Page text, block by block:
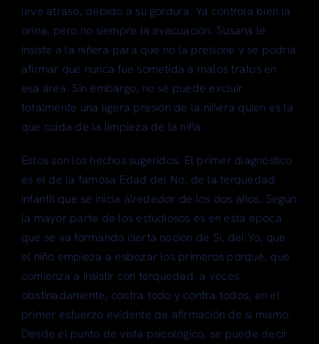
leve atraso, debido a su gordura. Ya controla bien la
orina, pero no siempre la evacuación. Susana le
insiste a la niñera para que no la presione y se podría
afirmar que nunca fue sometida a malos tratos en
esa área. Sin embargo, no sé puede excluir
totalmente una ligera presión de la niñera quien es la
que cuida de la limpieza de la niña.
Estos son los hechos sugeridos. El primer diagnóstico
es el de la famosa Edad del No, de la terquedad
infantil que se inicia alrededor de los dos años. Según
la mayor parte de los estudiosos es en esta época
que se va formando cierta noción de Si, del Yo, que
el niño empieza a esbozar los primeros porqué, que
comienza a insistir con terquedad, a veces
obstinadamente, contra todo y contra todos, en el
primer esfuerzo evidente de afirmación de si mismo.
Desde el punto de vista psicológico, se puede decir